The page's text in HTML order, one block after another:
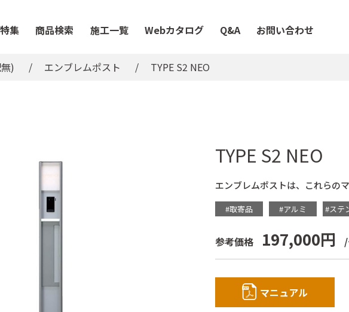
特集 商品検索 施工一覧 Webカタログ Q&A お問い合わせ
) エンブレムポスト TYPE S2 NEO
TYPE S2 NEO
エンブレムポストは、これらの
#取寄品 #アルミ #ステ
参考価格 197,000円
マニュアル